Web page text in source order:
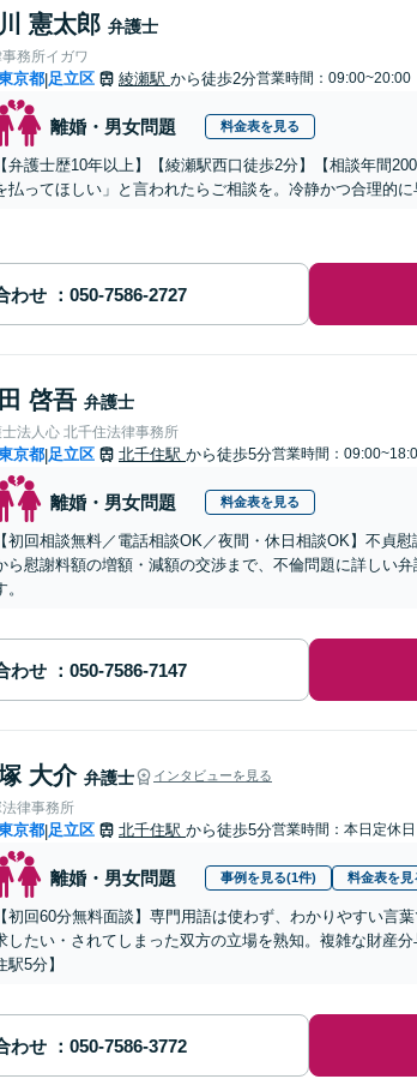
憲太郎 弁護士
務所イガワ
京都|足立区 綾瀬駅 から徒歩2分営業時間：09:00~20:00
離婚・男女問題 料金表を見る
【弁護士歴10年以上】【綾瀬駅西口徒歩2分】【相談年間
払ってほしい」と言われたらご相談を。冷静かつ合理的
わせ
啓吾 弁護士
法人心 北千住法律事務所
京都|足立区 北千住駅 から徒歩5分営業時間：
離婚・男女問題 料金表を見る
【初回相談無料／電話相談OK／夜間・休日相談OK】不貞
ら慰謝料額の増額・減額の交渉まで、不倫問題に詳しい
。
わせ
大介 弁護士 インタビューを見る
律事務所
京都|足立区 北千住駅 から徒歩5分営業時間：本日定休日
離婚・男女問題 事例を見る(1件) 料金表を見
【初回60分無料面談】専門用語は使わず、わかりやすい言
したい・されてしまった双方の立場を熟知。複雑な財産
駅5分】
わせ